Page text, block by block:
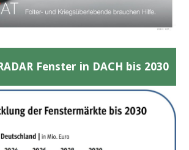
Fenster in DACH bis 2030